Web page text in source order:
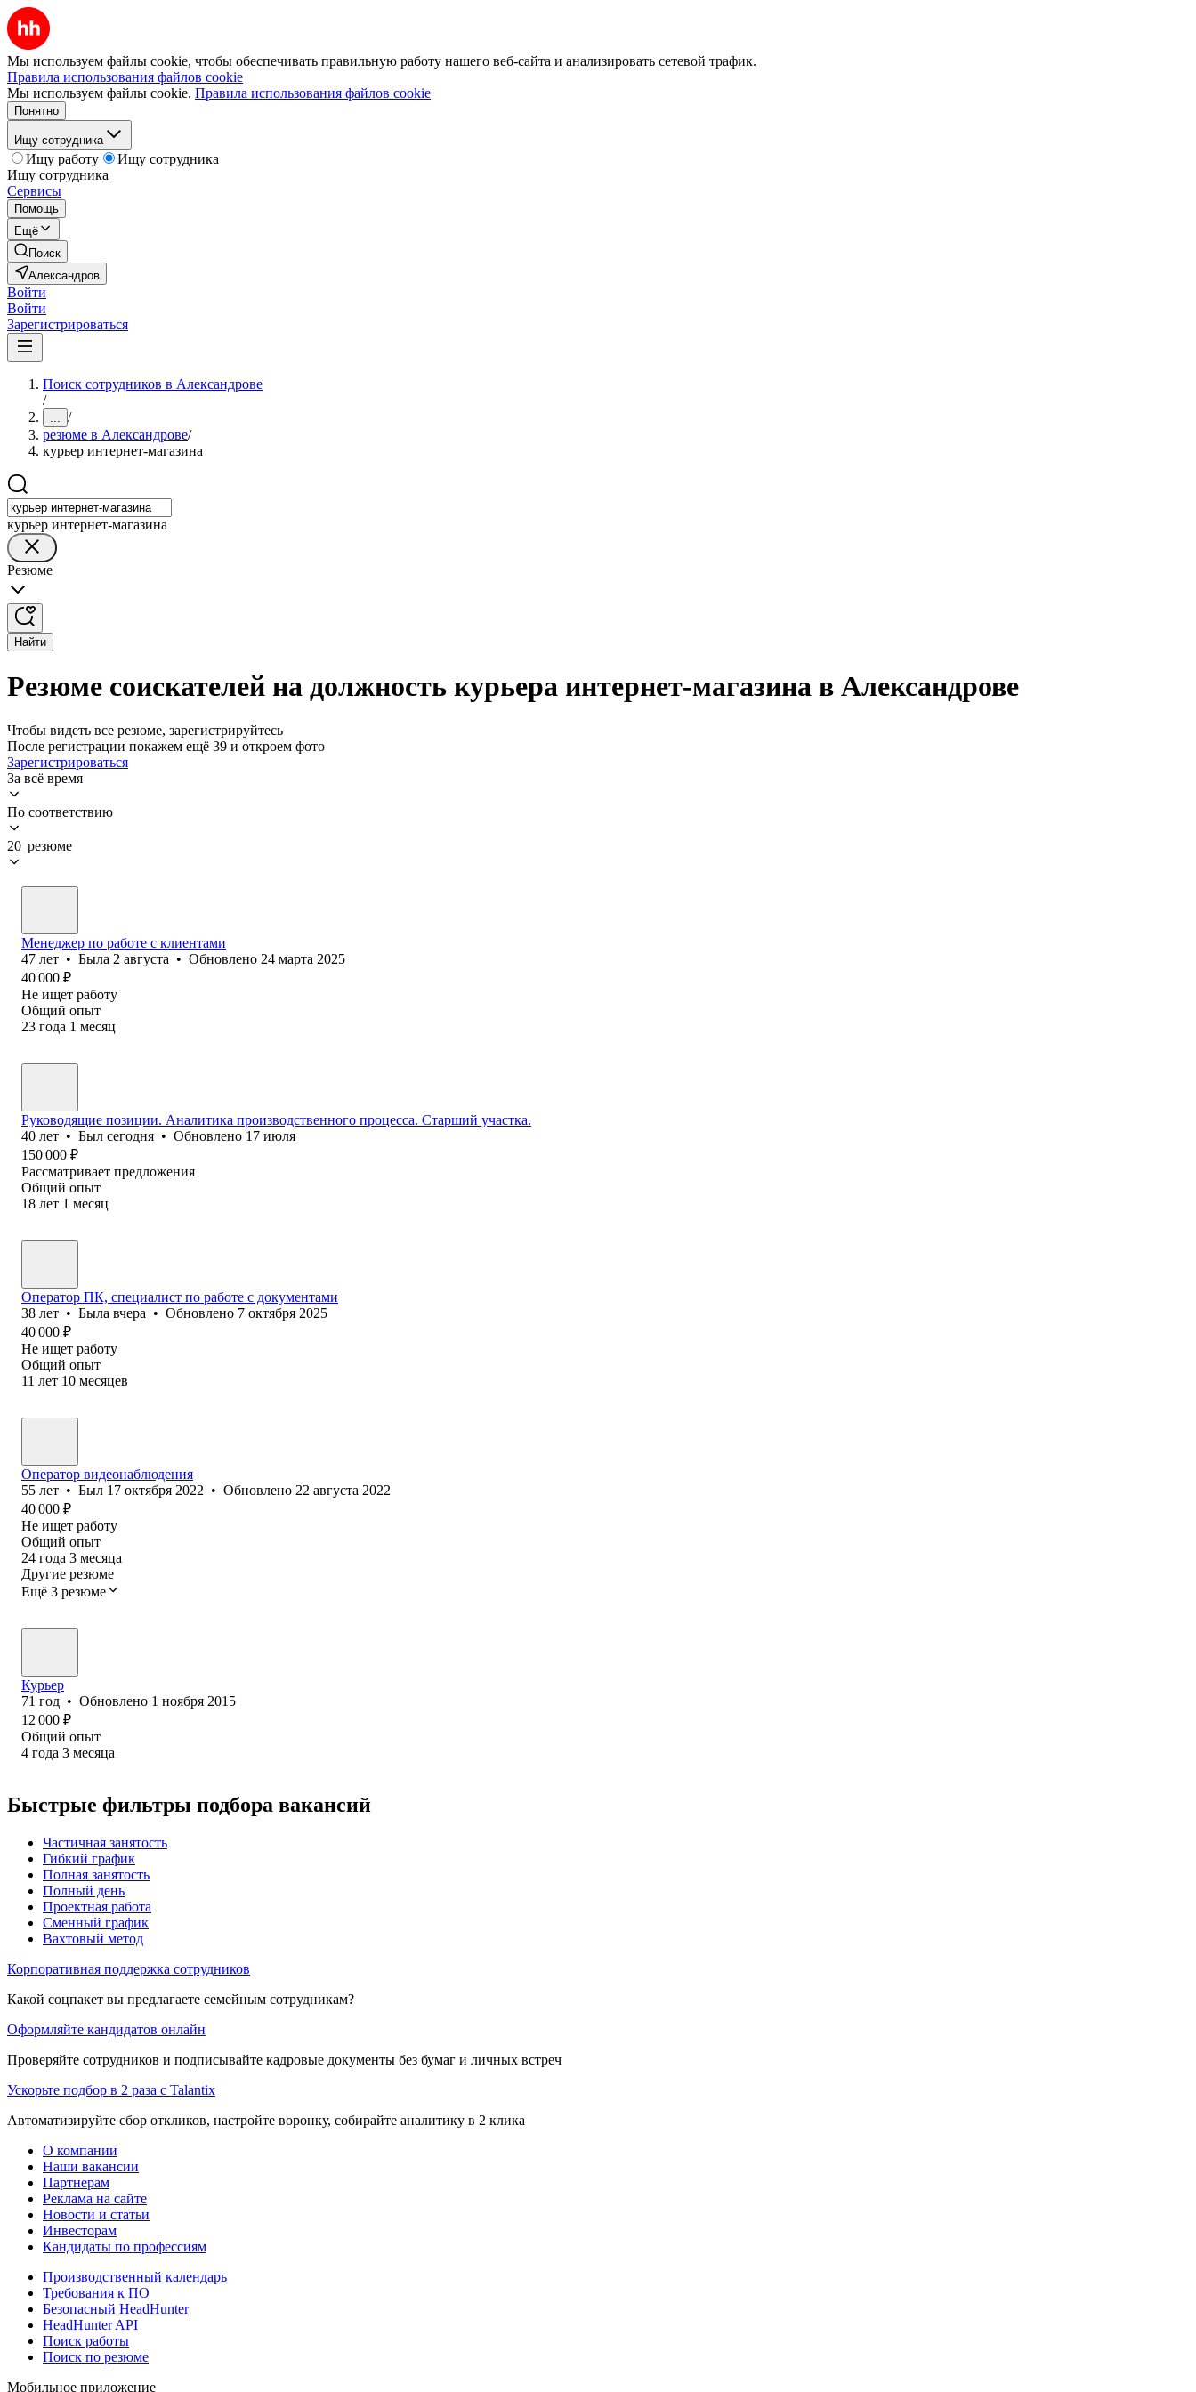
Мы используем файлы cookie, чтобы обеспечивать правильную работу нашего веб-сайта и анализировать сетевой трафик.
Правила использования файлов cookie
Мы используем файлы cookie. Правила использования файлов cookie
Понятно
Ищу сотрудника
Ищу работу
Ищу сотрудника
Ищу сотрудника
Сервисы
Помощь
Ещё
Поиск
Александров
Войти
Войти
Зарегистрироваться
Поиск сотрудников в Александрове
/
... /
резюме в Александрове/
курьер интернет-магазина
курьер интернет-магазина
Резюме
Найти
Резюме соискателей на должность курьера интернет-магазина в Александрове
Чтобы видеть все резюме, зарегистрируйтесь
После регистрации покажем ещё 39 и откроем фото
Зарегистрироваться
За всё время
По соответствию
20 резюме
Менеджер по работе с клиентами
47 лет • Была 2 августа • Обновлено 24 марта 2025
40 000 ₽
Не ищет работу
Общий опыт
23 года 1 месяц
Руководящие позиции. Аналитика производственного процесса. Старший участка.
40 лет • Был сегодня • Обновлено 17 июля
150 000 ₽
Рассматривает предложения
Общий опыт
18 лет 1 месяц
Оператор ПК, специалист по работе с документами
38 лет • Была вчера • Обновлено 7 октября 2025
40 000 ₽
Не ищет работу
Общий опыт
11 лет 10 месяцев
Оператор видеонаблюдения
55 лет • Был 17 октября 2022 • Обновлено 22 августа 2022
40 000 ₽
Не ищет работу
Общий опыт
24 года 3 месяца
Другие резюме
Ещё 3 резюме
Курьер
71 год • Обновлено 1 ноября 2015
12 000 ₽
Общий опыт
4 года 3 месяца
Быстрые фильтры подбора вакансий
Частичная занятость
Гибкий график
Полная занятость
Полный день
Проектная работа
Сменный график
Вахтовый метод
Корпоративная поддержка сотрудников
Какой соцпакет вы предлагаете семейным сотрудникам?
Оформляйте кандидатов онлайн
Проверяйте сотрудников и подписывайте кадровые документы без бумаг и личных встреч
Ускорьте подбор в 2 раза с Talantix
Автоматизируйте сбор откликов, настройте воронку, собирайте аналитику в 2 клика
О компании
Наши вакансии
Партнерам
Реклама на сайте
Новости и статьи
Инвесторам
Кандидаты по профессиям
Производственный календарь
Требования к ПО
Безопасный HeadHunter
HeadHunter API
Поиск работы
Поиск по резюме
Мобильное приложение